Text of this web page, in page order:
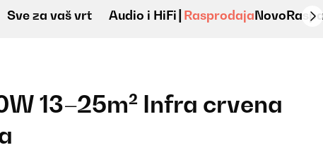
Sve za vaš vrt Audio i HiFi RasprodajaNovo
13–25m² Infra crvena